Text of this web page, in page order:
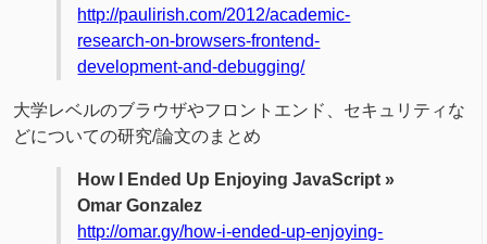
http://paulirish.com/2012/academic-
research-on-browsers-frontend-
development-and-debugging/
大学レベルのブラウザやフロントエンド、セキュリティな
どについての研究/論文のまとめ
How I Ended Up Enjoying JavaScript »
Omar Gonzalez
http://omar.gy/how-i-ended-up-enjoying-